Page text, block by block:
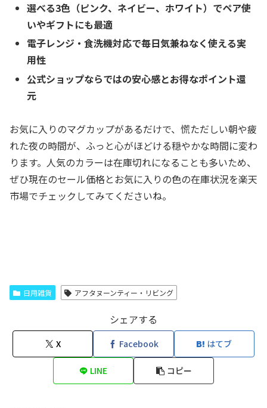
選べる3色（ピンク、ネイビー、ホワイト）でペア使
いやギフトにも最適
電子レンジ・食洗機対応で毎日気兼ねなく使える実
用性
公式ショップならではの安心感とお得なポイント還
元
お気に入りのマグカップがあるだけで、慌ただしい朝や疲
れた夜の時間が、ふっと心がほどける穏やかな時間に変わ
ります。人気のカラーは在庫切れになることも多いため、
ぜひ現在のセール価格とお気に入りの色の在庫状況を楽天
市場でチェックしてみてくださいね。